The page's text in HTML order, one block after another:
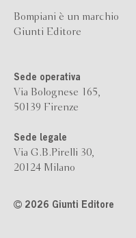
Bompiani è un marchio
Giunti Editore
Sede operativa
Via Bolognese 165,
50139 Firenze
Sede legale
Via G.B.Pirelli 30,
20124 Milano
2026 Giunti Editore